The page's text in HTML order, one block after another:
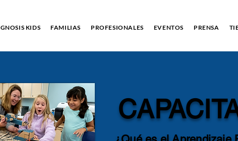
GNOSIS KIDS FAMILIAS PROFESIONALES EVENTOS PRENSA